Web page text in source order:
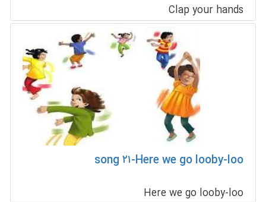
Clap your hands
song ۲۱-Here we go looby-loo
Here we go looby-loo